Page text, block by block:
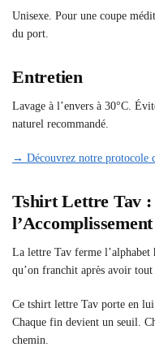
Unisexe. Pour une coupe
du port.
Entretien
Lavage à l’envers à 30°C.
naturel recommandé.
→ Découvrez notre protocole
Tshirt Lettre Tav :
l’Accomplissement
La lettre Tav ferme
qu’on franchit après avoir tout
Ce tshirt lettre Tav porte en lui
Chaque fin devient un seuil.
chemin.